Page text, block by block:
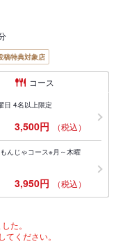
稿特典対象店
コース
日 4名以上限定
3,500円 （税込）
んじゃコース※月～木曜
3,950円 （税込）
た。
ください。